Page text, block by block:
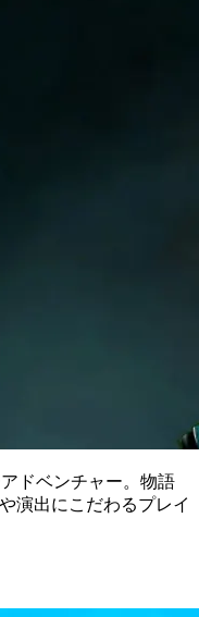
ドベンチャー。物語
演出にこだわるプレイ